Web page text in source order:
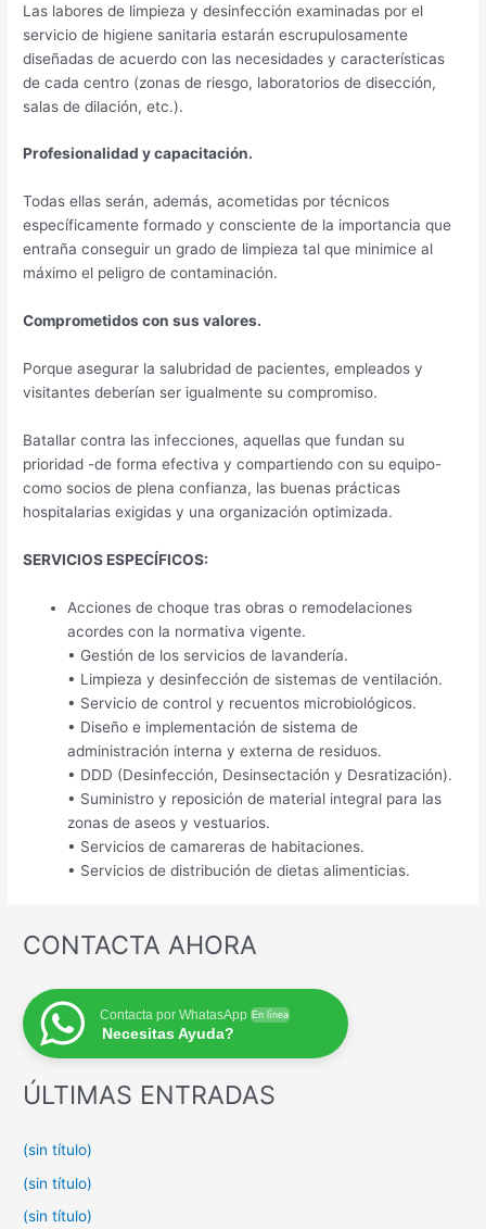
Las labores de limpieza y desinfección examinadas por el
servicio de higiene sanitaria estarán escrupulosamente
diseñadas de acuerdo con las necesidades y características
de cada centro (zonas de riesgo, laboratorios de disección,
salas de dilación, etc.).
Profesionalidad y capacitación.
Todas ellas serán, además, acometidas por técnicos
específicamente formado y consciente de la importancia que
entraña conseguir un grado de limpieza tal que minimice al
máximo el peligro de contaminación.
Comprometidos con sus valores.
Porque asegurar la salubridad de pacientes, empleados y
visitantes deberían ser igualmente su compromiso.
Batallar contra las infecciones, aquellas que fundan su
prioridad -de forma efectiva y compartiendo con su equipo-
como socios de plena confianza, las buenas prácticas
hospitalarias exigidas y una organización optimizada.
SERVICIOS ESPECÍFICOS:
Acciones de choque tras obras o remodelaciones
acordes con la normativa vigente.
• Gestión de los servicios de lavandería.
• Limpieza y desinfección de sistemas de ventilación.
• Servicio de control y recuentos microbiológicos.
• Diseño e implementación de sistema de
administración interna y externa de residuos.
• DDD (Desinfección, Desinsectación y Desratización).
• Suministro y reposición de material integral para las
zonas de aseos y vestuarios.
• Servicios de camareras de habitaciones.
• Servicios de distribución de dietas alimenticias.
CONTACTA AHORA
Contacta por WhatasApp En línea
Necesitas Ayuda?
ÚLTIMAS ENTRADAS
(sin título)
(sin título)
(sin título)